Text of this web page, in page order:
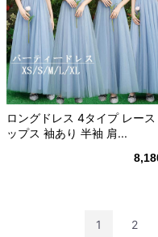
ロングドレス 4タイプ レース
ップス 袖あり 半袖 肩...
1 2